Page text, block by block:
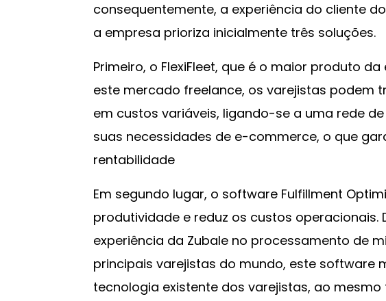
consequentemente, a experiência do cliente
a empresa prioriza inicialmente três soluções.
Primeiro, o FlexiFleet, que é o maior produto
este mercado freelance, os varejistas podem
em custos variáveis, ligando-se a uma rede
suas necessidades de e-commerce, o que
rentabilidade
Em segundo lugar, o software Fulfillment
produtividade e reduz os custos operacionais.
experiência da Zubale no processamento de
principais varejistas do mundo, este software
tecnologia existente dos varejistas, ao